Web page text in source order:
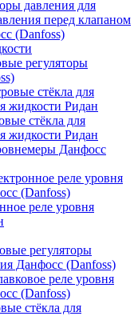
давления для
перед клапаном
(Danfoss)
регуляторы
стёкла для
жидкости Ридан
стёкла для
жидкости Ридан
Данфосс
реле уровня
(Danfoss)
реле уровня
регуляторы
Данфосс (Danfoss)
реле уровня
(Danfoss)
стёкла для